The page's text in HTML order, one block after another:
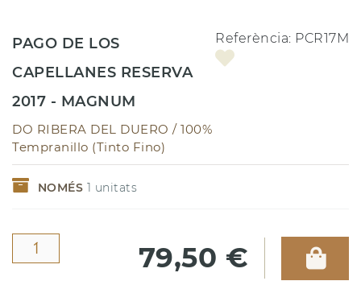
PAGO DE LOS
CAPELLANES RESERVA
2017 - MAGNUM
DO RIBERA DEL DUERO / 100%
Tempranillo (Tinto Fino)
Referència: PCR17M
NOMÉS 1 unitats
79,50 €